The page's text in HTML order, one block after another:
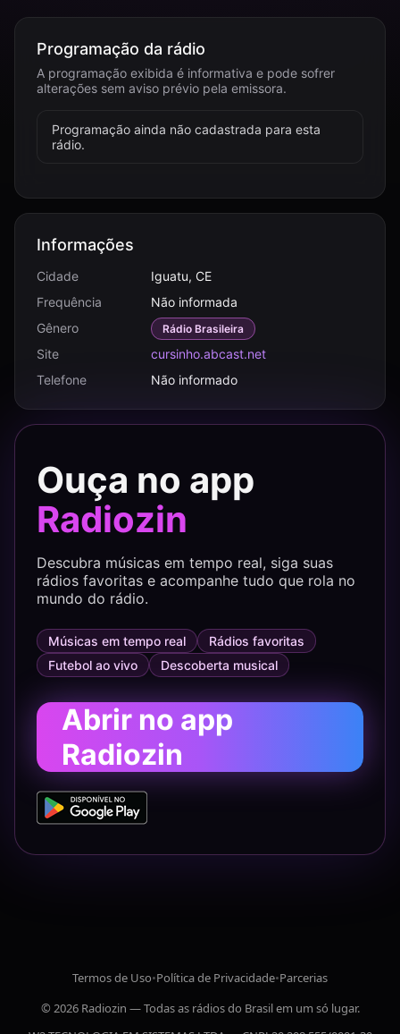
Programação da rádio
A programação exibida é informativa e pode sofrer
alterações sem aviso prévio pela emissora.
Programação ainda não cadastrada para esta
rádio.
Informações
Cidade
Iguatu, CE
Frequência
Não informada
Gênero
Rádio Brasileira
Site
cursinho.abcast.net
Telefone
Não informado
Ouça no app
Radiozin
Descubra músicas em tempo real, siga suas
rádios favoritas e acompanhe tudo que rola no
mundo do rádio.
Músicas em tempo real
Rádios favoritas
Futebol ao vivo
Descoberta musical
Abrir no app
Radiozin
Termos de Uso•Política de Privacidade•Parcerias
© 2026 Radiozin — Todas as rádios do Brasil em um só lugar.